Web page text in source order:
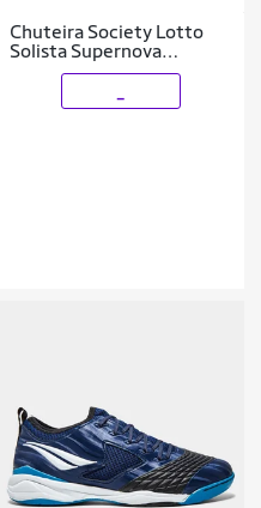
Chuteira Society Lotto
Solista Supernova
Masculina